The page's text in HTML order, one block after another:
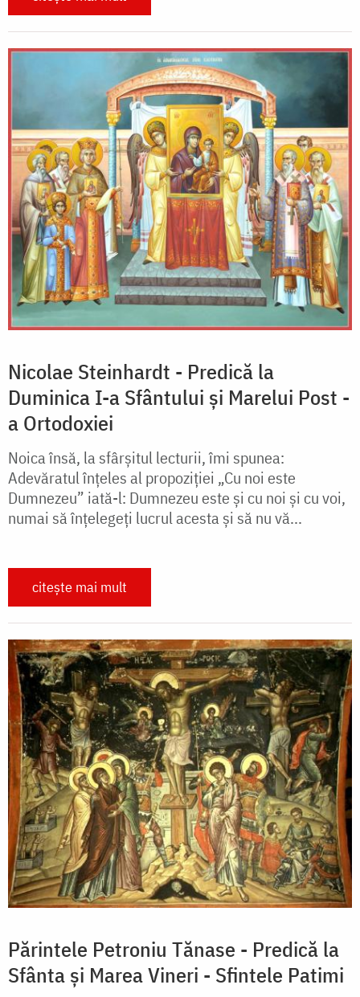
Nicolae Steinhardt - Predică la
Duminica I-a Sfântului și Marelui Post -
a Ortodoxiei
Noica însă, la sfârșitul lecturii, îmi spunea:
Adevăratul înțeles al propoziției „Cu noi este
Dumnezeu” iată-l: Dumnezeu este și cu noi și cu voi,
numai să înțelegeți lucrul acesta și să nu vă...
citește mai mult
Părintele Petroniu Tănase - Predică la
Sfânta și Marea Vineri - Sfintele Patimi